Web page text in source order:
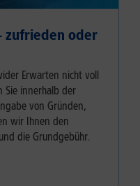
zufrieden oder
Erwarten nicht voll
Sie innerhalb der
von Gründen,
wir Ihnen den
die Grundgebühr.